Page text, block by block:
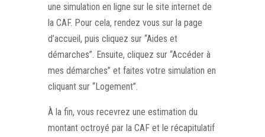
une simulation en ligne sur le site internet de
la CAF. Pour cela, rendez vous sur la page
d’accueil, puis cliquez sur “Aides et
démarches”. Ensuite, cliquez sur “Accéder à
mes démarches” et faites votre simulation en
cliquant sur “Logement”.
À la fin, vous recevrez une estimation du
montant octroyé par la CAF et le récapitulatif